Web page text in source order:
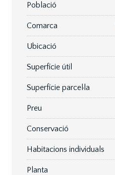
Població
Comarca
Ubicació
Superfície útil
Superfície parcel·la
Preu
Conservació
Habitacions individuals
Planta